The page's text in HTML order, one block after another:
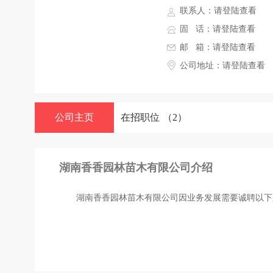
联系人： 请登陆查看
固 话： 请登陆查看
邮 箱： 请登陆查看
公司地址： 请登陆查看
公司主页 在招职位 （2）
湖南香香园林苗木有限公司介绍
湖南香香园林苗木有限公司因业务发展需要诚聘以下